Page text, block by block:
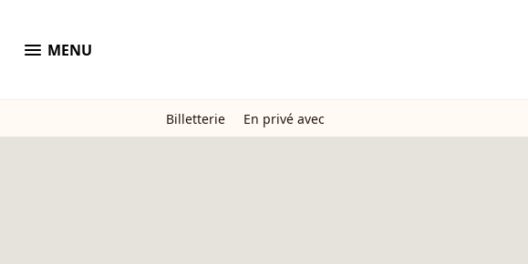
menu MENU
Billetterie En privé avec